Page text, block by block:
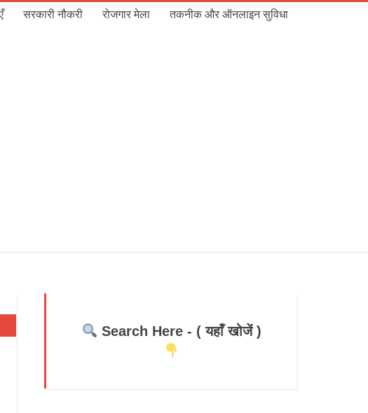
सरकारी नौकरी रोजगार मेला तकनीक और ऑनलाइन सुविधा
Search Here - ( यहाँ खोजें )